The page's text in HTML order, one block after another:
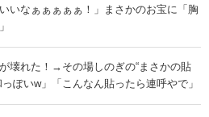
なぁぁぁぁぁ！」まさかのお宝に「胸
壊れた！→その場しのぎの“まさかの貼
っぽいw」「こんなん貼ったら連呼やで」